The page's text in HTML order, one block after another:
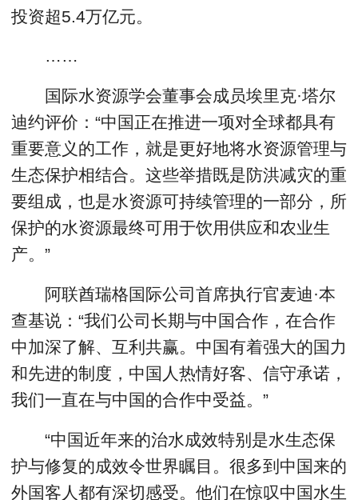
投资超5.4万亿元。
……
国际水资源学会董事会成员埃里克·塔尔
迪约评价：“中国正在推进一项对全球都具有
重要意义的工作，就是更好地将水资源管理与
生态保护相结合。这些举措既是防洪减灾的重
要组成，也是水资源可持续管理的一部分，所
保护的水资源最终可用于饮用供应和农业生
产。”
阿联酋瑞格国际公司首席执行官麦迪·本
查基说：“我们公司长期与中国合作，在合作
中加深了解、互利共赢。中国有着强大的国力
和先进的制度，中国人热情好客、信守承诺，
我们一直在与中国的合作中受益。”
“中国近年来的治水成效特别是水生态保
护与修复的成效令世界瞩目。很多到中国来的
外国客人都有深切感受。他们在惊叹中国水生